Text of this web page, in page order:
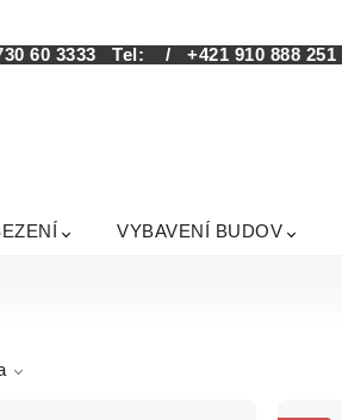
60 3333 Tel: / +421 910 888 251
VYBAVENÍ BUDOV